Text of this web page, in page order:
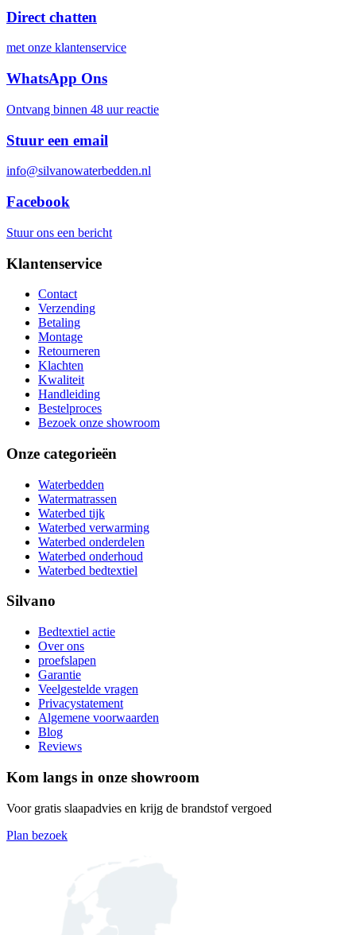
Direct chatten
met onze klantenservice
WhatsApp Ons
Ontvang binnen 48 uur reactie
Stuur een email
info@silvanowaterbedden.nl
Facebook
Stuur ons een bericht
Klantenservice
Contact
Verzending
Betaling
Montage
Retourneren
Klachten
Kwaliteit
Handleiding
Bestelproces
Bezoek onze showroom
Onze categorieën
Waterbedden
Watermatrassen
Waterbed tijk
Waterbed verwarming
Waterbed onderdelen
Waterbed onderhoud
Waterbed bedtextiel
Silvano
Bedtextiel actie
Over ons
proefslapen
Garantie
Veelgestelde vragen
Privacystatement
Algemene voorwaarden
Blog
Reviews
Kom langs in onze showroom
Voor gratis slaapadvies en krijg de brandstof vergoed
Plan bezoek